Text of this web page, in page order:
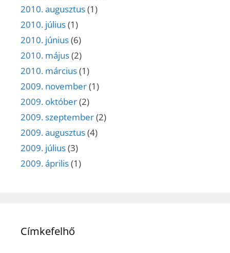
2010. augusztus(1)
2010. július(1)
2010. június(6)
2010. május(2)
2010. március(1)
2009. november(1)
2009. október(2)
2009. szeptember(2)
2009. augusztus(4)
2009. július(3)
2009. április(1)
Címkefelhő